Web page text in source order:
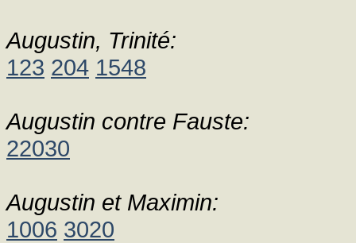
Augustin, Trinité:
123 204 1548
Augustin contre Fauste:
22030
Augustin et Maximin:
1006 3020